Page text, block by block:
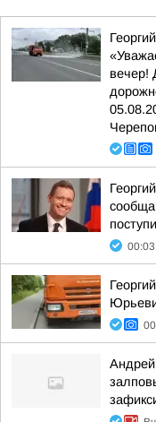
вечер!
00:03